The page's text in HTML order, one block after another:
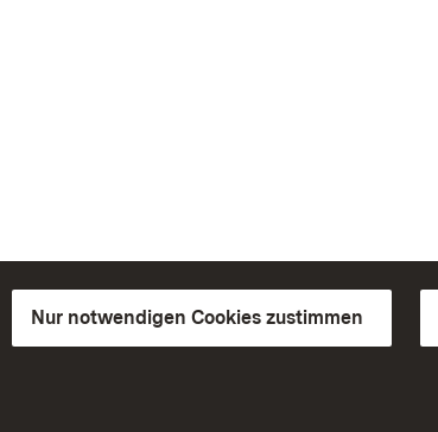
Nur notwendigen Cookies zustimmen